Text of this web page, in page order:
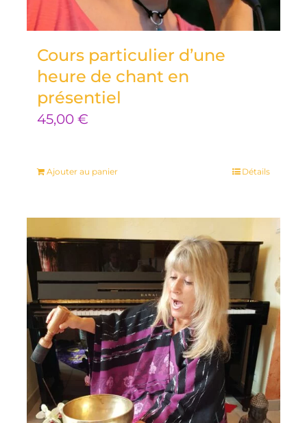
Cours particulier d’une
heure de chant en
présentiel
45,00 €
Ajouter au panier Détails